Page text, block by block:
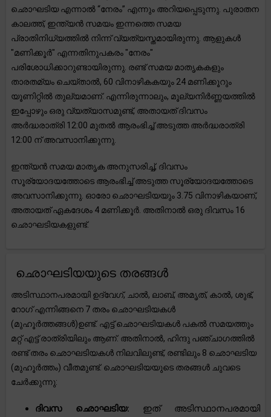
ഛൊഘടിയ എന്നാൽ “നേരം” എന്നും അറിയപ്പെടുന്നു. പുരാതന
കാലത്ത്, ഇന്ത്യൻ സമയം ഇന്നത്തെ സമയ
പ്രാതിനിധ്യത്തിൽ നിന്ന് വ്യത്യസ്തമായിരുന്നു. ആളുകൾ
"മണിക്കൂർ" എന്നതിനുപകരം "നേരം"
പരിശോധിക്കാറുണ്ടായിരുന്നു. രണ്ട് സമയ മാതൃകകളും
താരതമ്യം ചെയ്താൽ, 60 വിനാഴികകയും 24 മണിക്കൂറും
യൂണിറ്റിൽ തുല്യമാണ്. എന്നിരുന്നാലും, മൂല്യനിർണ്ണയത്തിൽ
ഇപ്പോഴും ഒരു വ്യത്യാസമുണ്ട്, അതായത് ദിവസം
അർദ്ധരാത്രി 12:00 മുതൽ ആരംഭിച്ച് അടുത്ത അർദ്ധരാത്രി
12:00 ന് അവസാനിക്കുന്നു.
ഇന്ത്യൻ സമയ മാതൃക അനുസരിച്ച്, ദിവസം
സൂര്യോദയത്തോടെ ആരംഭിച്ച് അടുത്ത സൂര്യോദയത്തോടെ
അവസാനിക്കുന്നു. ഓരോ ഛൊഘടിയയും 3.75 വിനാഴികയാണ്,
അതായത് ഏകദേശം 4 മണിക്കൂർ. അതിനാൽ ഒരു ദിവസം 16
ഛൊഘടിയകളുണ്ട്.
ഛൊഘടിയയുടെ തരങ്ങൾ
അടിസ്ഥാനപരമായി ഉദ്വേഗ്, ചാൽ, ലാബ്, അമൃത്, കാൽ, ശുഭ്,
റോഗ് എന്നിങ്ങനെ 7 തരം ഛൊഘടിയകൾ
(മുഹൂർത്തങ്ങൾ)ഉണ്ട്. എട്ട് ഛൊഘടിയകൾ പകൽ സമയത്തും
മറ്റ് എട്ട് രാത്രിയിലും ആണ്. അതിനാൽ, ഹിന്ദു പഞ്ചാഗത്തിൽ
രണ്ട് തരം ഛൊഘടിയകൾ നിലവിലുണ്ട്, രണ്ടിലും 8 ഛൊഘടിയ
(മുഹൂർത്തം) വീതമുണ്ട്. ഛൊഘടിയയുടെ തരങ്ങൾ ചുവടെ
ചേർക്കുന്നു:
ദിവസ ഛൊഘടിയ: ഇത് അടിസ്ഥാനപരമായി